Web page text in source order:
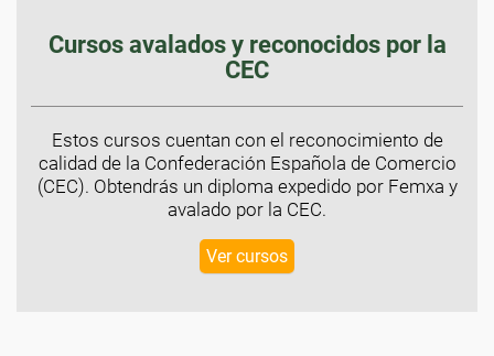
Cursos avalados y reconocidos por la
CEC
Estos cursos cuentan con el reconocimiento de
calidad de la Confederación Española de Comercio
(CEC). Obtendrás un diploma expedido por Femxa y
avalado por la CEC.
Ver cursos